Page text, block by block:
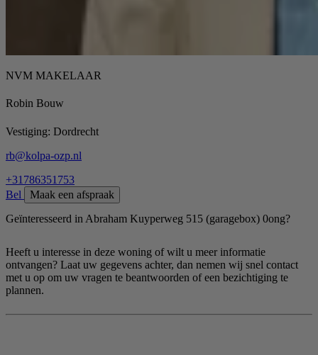
NVM MAKELAAR
Robin Bouw
Vestiging: Dordrecht
rb@kolpa-ozp.nl
+31786351753
Bel
Maak een afspraak
Geïnteresseerd in Abraham Kuyperweg 515 (garagebox) 0ong?
Heeft u interesse in deze woning of wilt u meer informatie
ontvangen? Laat uw gegevens achter, dan nemen wij snel contact
met u op om uw vragen te beantwoorden of een bezichtiging te
plannen.